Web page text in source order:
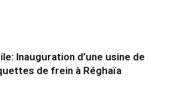
Inauguration d’une usine de
de frein à Réghaïa